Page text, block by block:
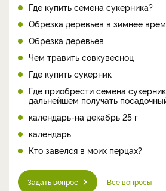
Где купить семена сукерника?
Обрезка деревьев в зимнее
Обрезка деревьев
Чем травить совкувесноц
Где купить сукерник
Где приобрести семена
дальнейшем получать
календарь-на декабрь 25 г
календарь
Кто завелся в моих перцах?
Задать вопрос Все вопросы